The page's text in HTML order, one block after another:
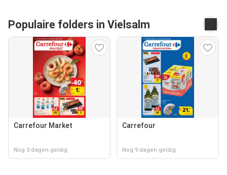
Populaire folders in Vielsalm
Carrefour Market
Nog 3 dagen geldig
Carrefour
Nog 9 dagen geldig